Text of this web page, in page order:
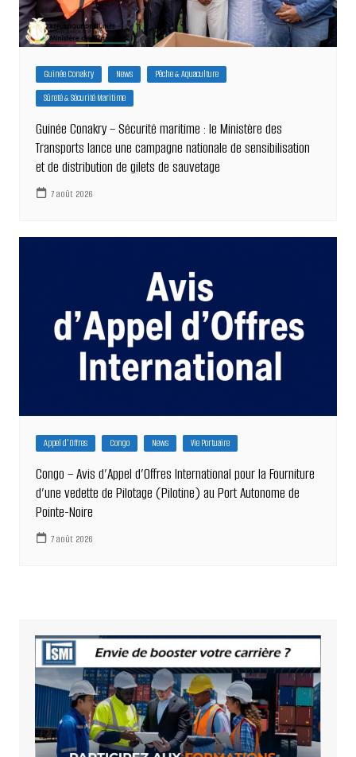
Guinée Conakry News
Pêche & Aquaculture
Sûreté & Sécurité Maritime
Guinée Conakry – Sécurité maritime : le Ministère des
Transports lance une campagne nationale de sensibilisation
et de distribution de gilets de sauvetage
7 août 2026
Appel d'Offres Congo News Vie Portuaire
Congo – Avis d’Appel d’Offres International pour la Fourniture
d’une vedette de Pilotage (Pilotine) au Port Autonome de
Pointe-Noire
7 août 2026